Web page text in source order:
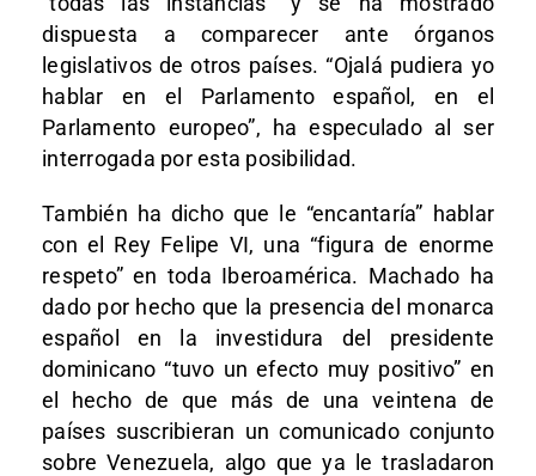
dispuesta a comparecer ante órganos
legislativos de otros países. “Ojalá pudiera yo
hablar en el Parlamento español, en el
Parlamento europeo”, ha especulado al ser
interrogada por esta posibilidad.
También ha dicho que le “encantaría” hablar
con el Rey Felipe VI, una “figura de enorme
respeto” en toda Iberoamérica. Machado ha
dado por hecho que la presencia del monarca
español en la investidura del presidente
dominicano “tuvo un efecto muy positivo” en
el hecho de que más de una veintena de
países suscribieran un comunicado conjunto
sobre Venezuela, algo que ya le trasladaron